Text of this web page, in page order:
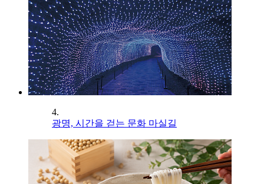
4.
광명, 시간을 걷는 문화 마실길